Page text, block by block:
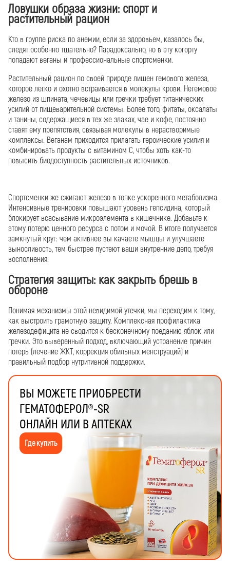
Ловушки образа жизни: спорт и
растительный рацион
Кто в группе риска по анемии, если за здоровьем, казалось бы,
следят особенно тщательно? Парадоксально, но в эту когорту
попадают веганы и профессиональные спортсменки.
Растительный рацион по своей природе лишен гемового железа,
которое легко и охотно встраивается в молекулы крови. Негемовое
железо из шпината, чечевицы или гречки требует титанических
усилий от пищеварительной системы. Более того, фитаты, оксалаты
и танины, содержащиеся в тех же злаках, чае и кофе, постоянно
ставят ему препятствия, связывая молекулы в нерастворимые
комплексы. Веганам приходится прилагать героические усилия и
комбинировать продукты с витамином С, чтобы хоть как-то
повысить биодоступность растительных источников.
Спортсменки же сжигают железо в топке ускоренного метаболизма.
Интенсивные тренировки повышают уровень гепсидина, который
блокирует всасывание микроэлемента в кишечнике. Добавьте к
этому потерю ценного ресурса с потом и мочой. В итоге получается
замкнутый круг: чем активнее вы качаете мышцы и улучшаете
выносливость, тем быстрее пустеют ваши внутренние депо, требуя
восполнения.
Стратегия защиты: как закрыть брешь в
обороне
Понимая механизмы этой невидимой утечки, мы переходим к тому,
как выстроить грамотную защиту. Комплексная профилактика
железодефицита не сводится к бесконечному поеданию яблок или
гречки. Это выверенный подход, включающий устранение причин
потерь (лечение ЖКТ, коррекция обильных менструаций) и
правильный подбор нутритивной поддержки.
ВЫ МОЖЕТЕ ПРИОБРЕСТИ
ГЕМАТОФЕРОЛ®-SR
ОНЛАЙН ИЛИ В АПТЕКАХ
Где купить